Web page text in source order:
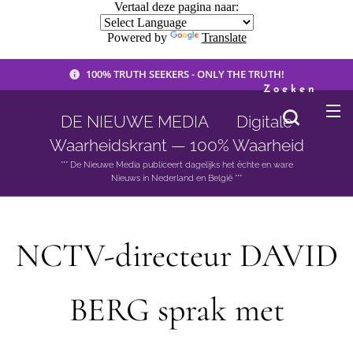
Vertaal deze pagina naar:
Powered by Translate
100% TRUTH SEEKERS - ONLY THE TRUTH!
DE NIEUWE MEDIA 🟣 Digitale
Waarheidskrant — 100% Waarheid
*** De Nieuwe Media publiceert dagelijks het èchte en ware
Nieuws in Nederland en België ***
Zoeken
NCTV-directeur DAVID
BERG sprak met